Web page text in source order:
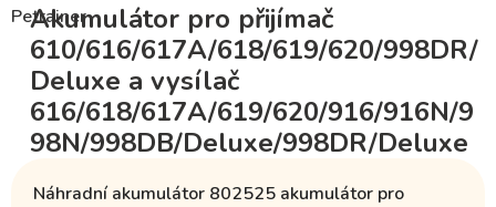
Petrainer
Akumulátor pro přijímač
610/616/617A/618/619/620/998DR/
Deluxe a vysílač
616/618/617A/619/620/916/916N/9
98N/998DB/Deluxe/998DR/Deluxe
Náhradní akumulátor 802525 akumulátor pro